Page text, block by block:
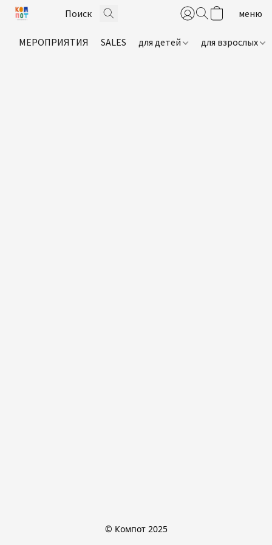
МЕРОПРИЯТИЯ SALES для детей для взрослых
© Компот 2025